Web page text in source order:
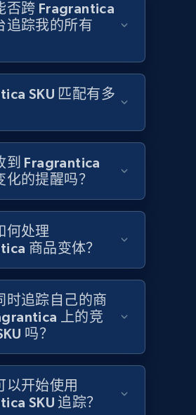
global dataset
Reviews count, and
category URL
Brand, Description, Initial
Reviews count, and
立即开始
global dataset -
by keyword search
否跨 Fragrantica
追踪我的所有
SKU 匹配有多
到 Fragrantica
化的提醒吗？
何处理
商品变体？
时追踪自己的商
上的竞
吗？
以开始使用
SKU 追踪？